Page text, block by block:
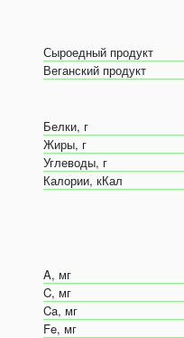
Сыроедный продукт
Веганский продукт
Белки, г
Жиры, г
Углеводы, г
Калории, кКал
A, мг
C, мг
Ca, мг
Fe, мг